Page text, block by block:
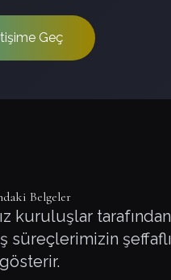
Geç
Belgeler
kuruluşlar